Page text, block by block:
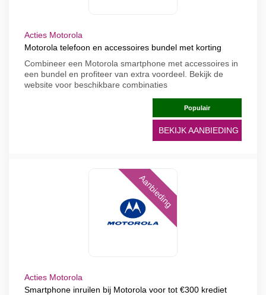
Acties Motorola
Motorola telefoon en accessoires bundel met korting
Combineer een Motorola smartphone met accessoires in
een bundel en profiteer van extra voordeel. Bekijk de
website voor beschikbare combinaties
Populair
BEKIJK AANBIEDING
Aanbieding
Acties Motorola
Smartphone inruilen bij Motorola voor tot €300 krediet